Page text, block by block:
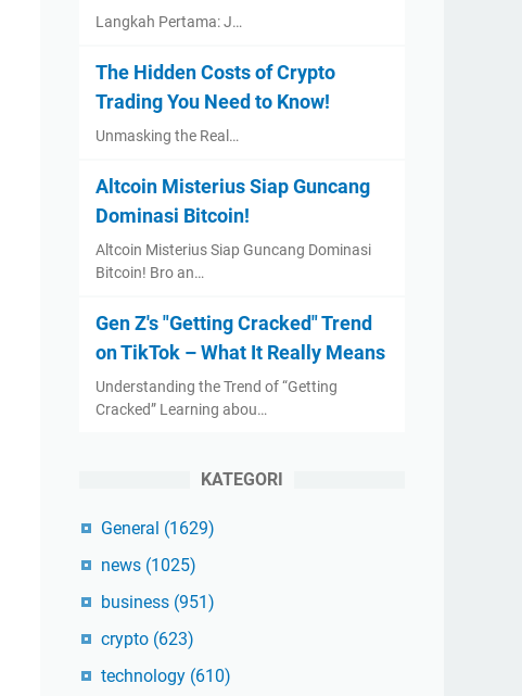
Langkah Pertama: J…
The Hidden Costs of Crypto
Trading You Need to Know!
Unmasking the Real…
Altcoin Misterius Siap Guncang
Dominasi Bitcoin!
Altcoin Misterius Siap Guncang Dominasi
Bitcoin! Bro an…
Gen Z's "Getting Cracked" Trend
on TikTok – What It Really Means
Understanding the Trend of “Getting
Cracked” Learning abou…
KATEGORI
General (1629)
news (1025)
business (951)
crypto (623)
technology (610)